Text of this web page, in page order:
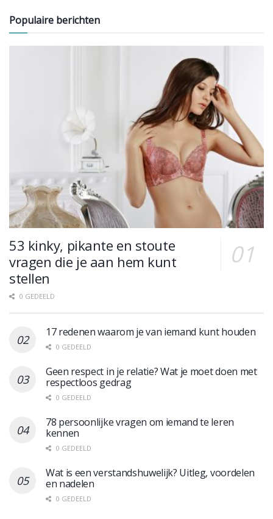
Populaire berichten
53 kinky, pikante en stoute
vragen die je aan hem kunt
stellen
0 GEDEELD
17 redenen waarom je van iemand kunt houden
0 GEDEELD
Geen respect in je relatie? Wat je moet doen met
respectloos gedrag
0 GEDEELD
78 persoonlijke vragen om iemand te leren
kennen
0 GEDEELD
Wat is een verstandshuwelijk? Uitleg, voordelen
en nadelen
0 GEDEELD